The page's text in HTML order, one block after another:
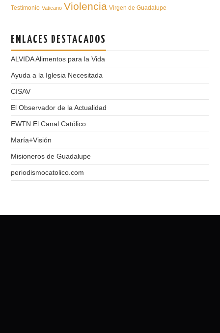
Testimonio Vaticano Violencia Virgen de Guadalupe
ENLACES DESTACADOS
ALVIDA Alimentos para la Vida
Ayuda a la Iglesia Necesitada
CISAV
El Observador de la Actualidad
EWTN El Canal Católico
María+Visión
Misioneros de Guadalupe
periodismocatolico.com